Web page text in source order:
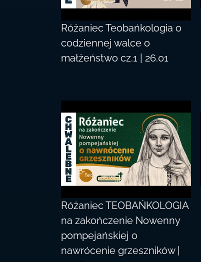
Różaniec Teobańkologia o
codziennej walce o
małżeństwo cz.1 | 26.01
Różaniec TEOBAŃKOLOGIA
na zakończenie Nowenny
pompejańskiej o
nawrócenie grzeszników |